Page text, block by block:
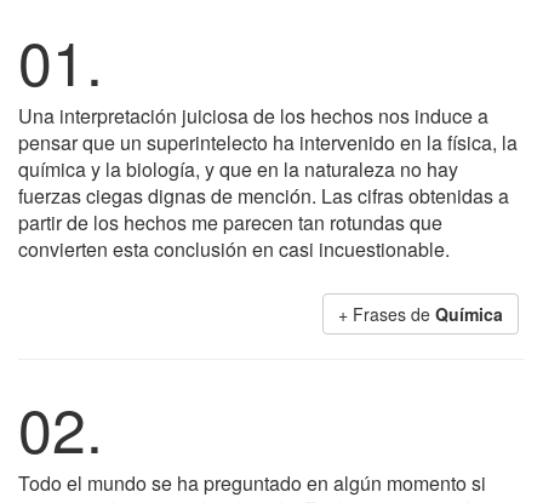
01.
Una interpretación juiciosa de los hechos nos induce a
pensar que un superintelecto ha intervenido en la física, la
química y la biología, y que en la naturaleza no hay
fuerzas ciegas dignas de mención. Las cifras obtenidas a
partir de los hechos me parecen tan rotundas que
convierten esta conclusión en casi incuestionable.
+ Frases de Química
02.
Todo el mundo se ha preguntado en algún momento si